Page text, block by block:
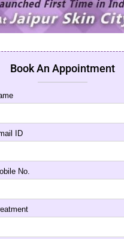
Book An Appointment
ID
No.